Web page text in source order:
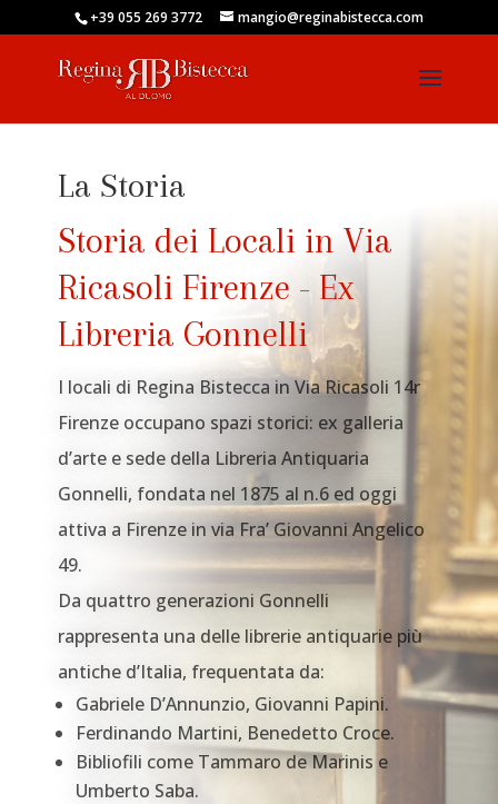
+39 055 269 3772 mangio@reginabistecca.com
La Storia
Storia dei Locali in Via
Ricasoli Firenze - Ex
Libreria Gonnelli
I locali di Regina Bistecca in Via Ricasoli 14r
Firenze occupano spazi storici: ex galleria
d’arte e sede della Libreria Antiquaria
Gonnelli, fondata nel 1875 al n.6 ed oggi
attiva a Firenze in via Fra’ Giovanni Angelico
49.
Da quattro generazioni Gonnelli
rappresenta una delle librerie antiquarie più
antiche d’Italia, frequentata da:
Gabriele D’Annunzio, Giovanni Papini.
Ferdinando Martini, Benedetto Croce.
Bibliofili come Tammaro de Marinis e
Umberto Saba.